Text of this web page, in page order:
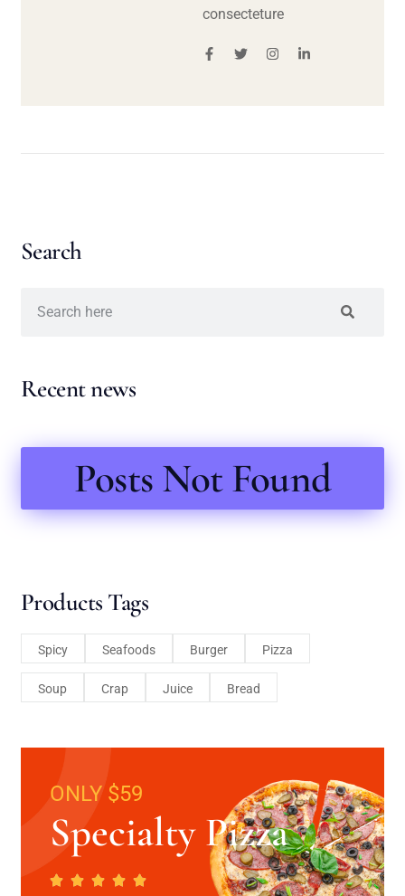
consecteture
Search
Recent news
Posts Not Found
Products Tags
Spicy Seafoods Burger Pizza
Soup Crap Juice Bread
ONLY $59
Specialty Pizza